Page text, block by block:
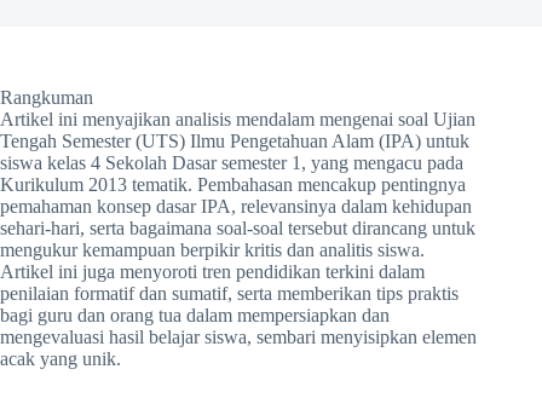
Rangkuman
Artikel ini menyajikan analisis mendalam mengenai soal Ujian
Tengah Semester (UTS) Ilmu Pengetahuan Alam (IPA) untuk
siswa kelas 4 Sekolah Dasar semester 1, yang mengacu pada
Kurikulum 2013 tematik. Pembahasan mencakup pentingnya
pemahaman konsep dasar IPA, relevansinya dalam kehidupan
sehari-hari, serta bagaimana soal-soal tersebut dirancang untuk
mengukur kemampuan berpikir kritis dan analitis siswa.
Artikel ini juga menyoroti tren pendidikan terkini dalam
penilaian formatif dan sumatif, serta memberikan tips praktis
bagi guru dan orang tua dalam mempersiapkan dan
mengevaluasi hasil belajar siswa, sembari menyisipkan elemen
acak yang unik.